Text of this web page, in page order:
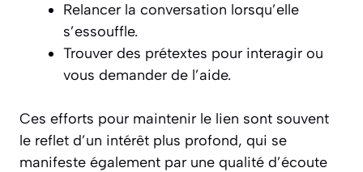
Relancer la conversation lorsqu’elle
s’essouffle.
Trouver des prétextes pour interagir ou
vous demander de l’aide.
Ces efforts pour maintenir le lien sont souvent
le reflet d’un intérêt plus profond, qui se
manifeste également par une qualité d’écoute